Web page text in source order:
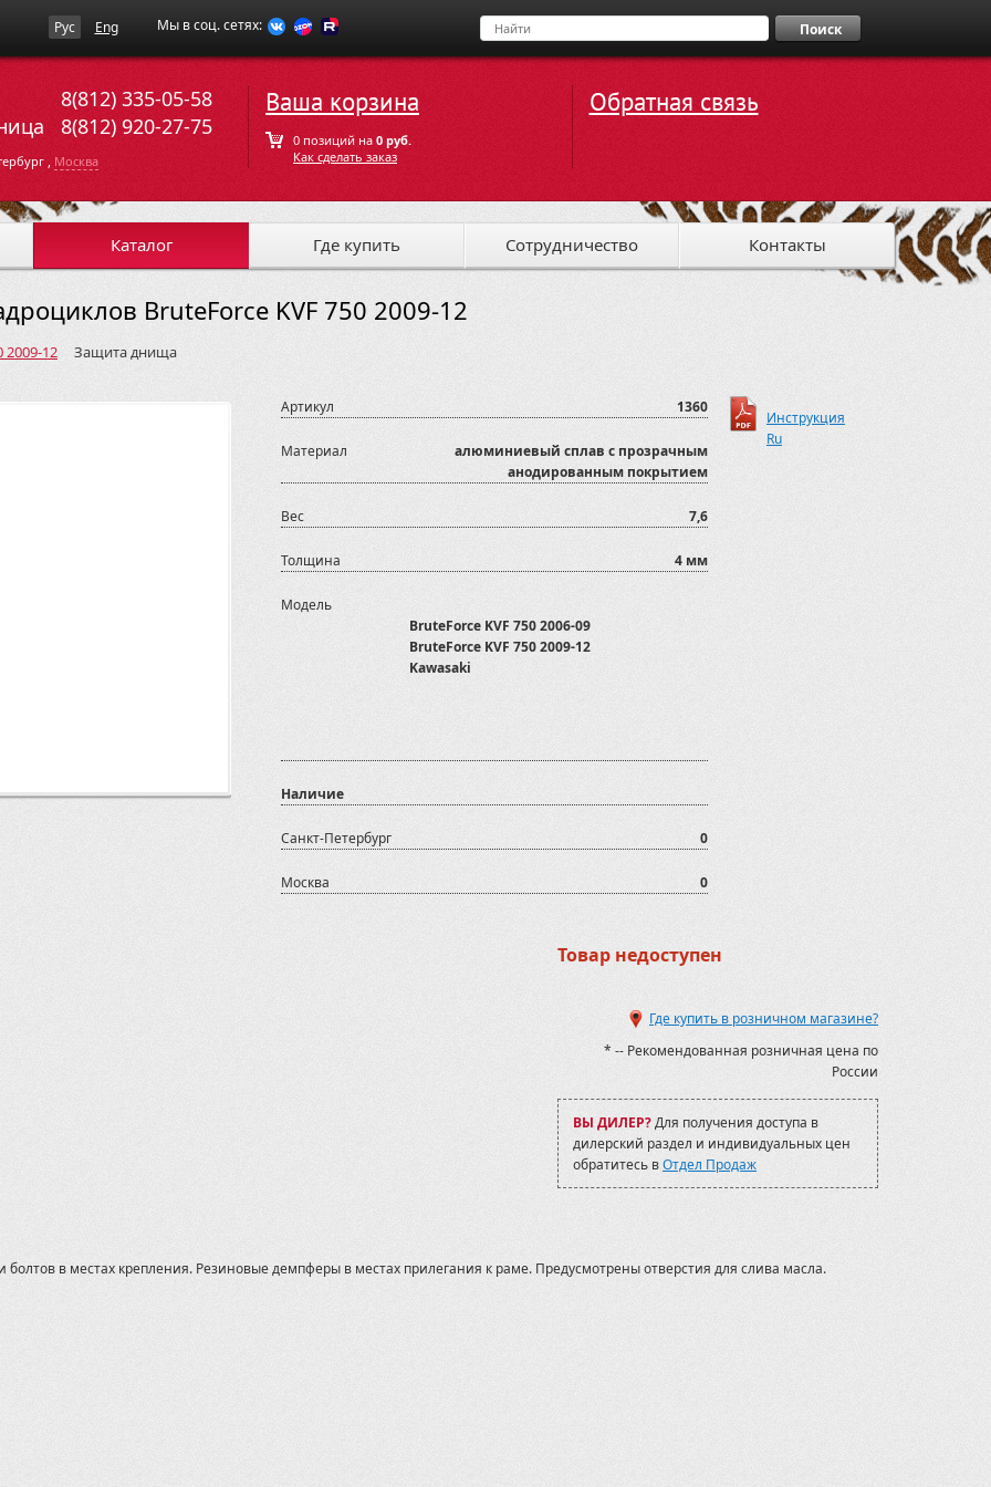
Рус Eng Мы в соц. сетях: Поиск
8(812) 335-05-58
8(812) 920-27-75
, Москва
Ваша корзина
0 позиций на 0 руб.
Как сделать заказ
Обратная связь
Каталог Где купить Сотрудничество Контакты
BruteForce KVF 750 2009-12
2009-12 Защита днища
Артикул 1360
Материал
алюминиевый сплав с прозрачным
анодированным покрытием
Вес 7,6
Толщина 4 мм
Модель
BruteForce KVF 750 2006-09
BruteForce KVF 750 2009-12
Kawasaki
Наличие
Санкт-Петербург 0
Москва 0
Инструкция
Ru
Товар недоступен
Где купить в розничном магазине?
* -- Рекомендованная розничная цена по
России
ВЫ ДИЛЕР?Для получения доступа в
дилерский раздел и индивидуальных цен
обратитесь вОтдел Продаж
в местах крепления. Резиновые демпферы в местах прилегания к раме. Предусмотрены отверстия для слива масла.